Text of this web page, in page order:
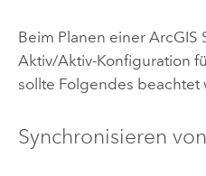
Beim Planen einer ArcGIS
Aktiv/Aktiv-Konfiguration
sollte Folgendes beachtet
Synchronisieren